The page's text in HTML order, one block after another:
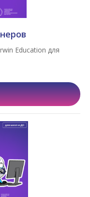
Education для